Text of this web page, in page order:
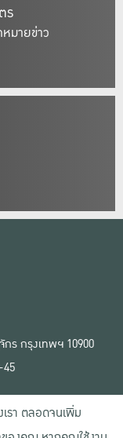
ร
มายข่าว
กร กรุงเทพฯ 10900
เรา ตลอดจนเพิ่ม